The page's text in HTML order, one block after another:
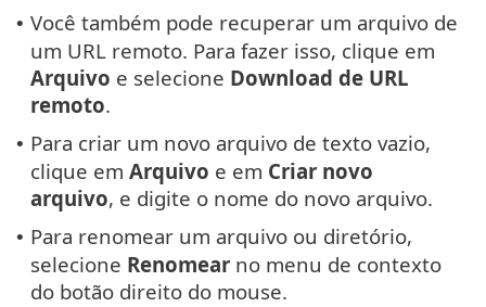
• Você também pode recuperar um arquivo de
um URL remoto. Para fazer isso, clique em
Arquivo e selecione Download de URL
remoto.
• Para criar um novo arquivo de texto vazio,
clique em Arquivo e em Criar novo
arquivo, e digite o nome do novo arquivo.
• Para renomear um arquivo ou diretório,
selecione Renomear no menu de contexto
do botão direito do mouse.